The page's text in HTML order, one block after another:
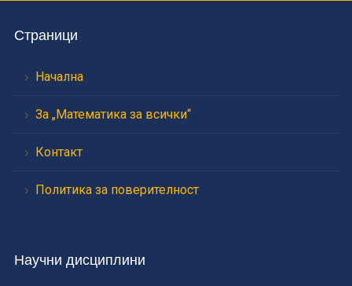
Страници
Начална
За „Математика за всички“
Контакт
Политика за поверителност
Научни дисциплини